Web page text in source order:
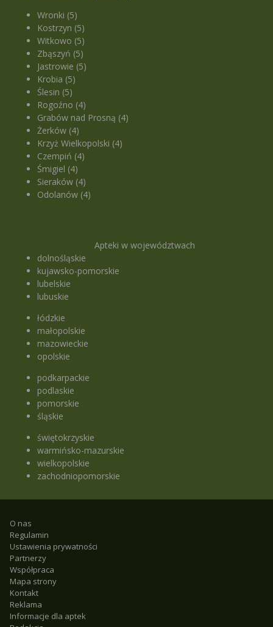
Wronki (5)
Kostrzyn (5)
Witkowo (5)
Zbąszyń (5)
Jastrowie (5)
Krobia (5)
Ślesin (5)
Rogoźno (4)
Grabów nad Prosną (4)
Żerków (4)
Krzyż Wielkopolski (4)
Czempiń (4)
Śmigiel (4)
Sieraków (4)
Odolanów (4)
Apteki w województwach
dolnośląskie
kujawsko-pomorskie
lubelskie
lubuskie
łódzkie
małopolskie
mazowieckie
opolskie
podkarpackie
podlaskie
pomorskie
śląskie
świętokrzyskie
warmińsko-mazurskie
wielkopolskie
zachodniopomorskie
O nas
Regulamin
Ustawienia prywatności
Partnerzy
Współpraca
Mapa strony
Kontakt
Reklama
Informacje dla aptek